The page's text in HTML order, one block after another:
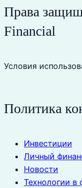
Права
Financial
Условия
Политика
Инвестиции
Личный
Новости
Технологии в